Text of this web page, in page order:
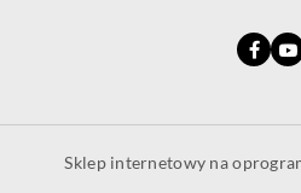
Sklep internetowy na